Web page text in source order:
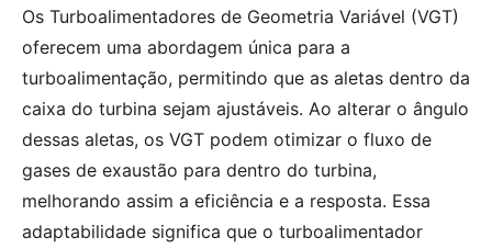
Os Turboalimentadores de Geometria Variável (VGT)
oferecem uma abordagem única para a
turboalimentação, permitindo que as aletas dentro da
caixa do turbina sejam ajustáveis. Ao alterar o ângulo
dessas aletas, os VGT podem otimizar o fluxo de
gases de exaustão para dentro do turbina,
melhorando assim a eficiência e a resposta. Essa
adaptabilidade significa que o turboalimentador